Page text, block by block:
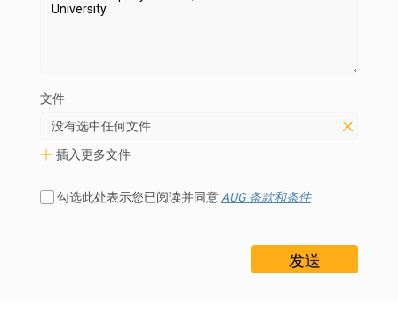
文件
没有选中任何文件
插入更多文件
勾选此处表示您已阅读并同意 AUG 条款和条件